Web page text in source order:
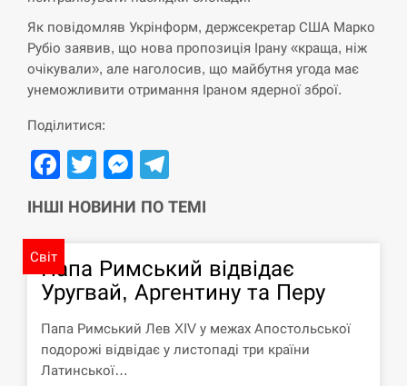
13:40
Біля українського літака в аеропорту
Лейпцига виявили дрон, ймовірно, з…
СЕРПЕНЬ
“Они должны быть уничтожены”: в
МИДе ответили, как отреагируют на…
13:10
СЕРПЕНЬ
12:53
США обсуждают лицензии на Patriot для
Украины, несмотря на сомнения…
Як повідомляв Укрінформ, держсекретар США Марко
Рубіо заявив, що нова пропозиція Ірану «краща, ніж
очікували», але наголосив, що майбутня угода має
унеможливити отримання Іраном ядерної зброї.
Поділитися:
Facebook
TwitterMessenger
ІНШІ НОВИНИ ПО ТЕМІ
Світ
Папа Римський відвідає
Уругвай, Аргентину та Перу
Папа Римський Лев XIV у межах Апостольської
подорожі відвідає у листопаді три країни
Латинської…